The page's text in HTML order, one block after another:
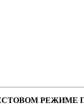
РЕЖИМЕ